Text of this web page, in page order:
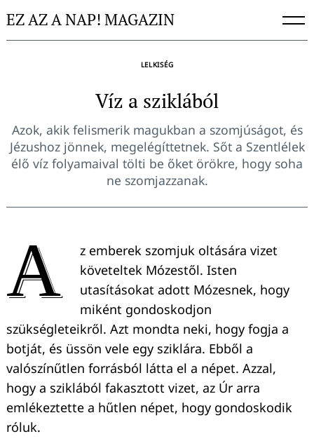
toEZ AZ A NAP! MAGAZIN
LELKISÉG
Víz a sziklából
Azok, akik felismerik magukban a szomjúságot, és
Jézushoz jönnek, megelégíttetnek. Sőt a Szentlélek
élő víz folyamaival tölti be őket örökre, hogy soha
ne szomjazzanak.
A
z emberek szomjuk oltására vizet
követeltek Mózestől. Isten
utasításokat adott Mózesnek, hogy
miként gondoskodjon
szükségleteikről. Azt mondta neki, hogy fogja a
botját, és üssön vele egy sziklára. Ebből a
valószínűtlen forrásból látta el a népet. Azzal,
hogy a sziklából fakasztott vizet, az Úr arra
emlékeztette a hűtlen népet, hogy gondoskodik
róluk.